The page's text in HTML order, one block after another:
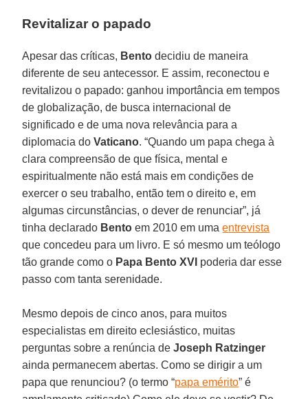
Revitalizar o papado
Apesar das críticas, Bento decidiu de maneira
diferente de seu antecessor. E assim, reconectou e
revitalizou o papado: ganhou importância em tempos
de globalização, de busca internacional de
significado e de uma nova relevância para a
diplomacia doVaticano. “Quando um papa chega à
clara compreensão de que física, mental e
espiritualmente não está mais em condições de
exercer o seu trabalho, então tem o direito e, em
algumas circunstâncias, o dever de renunciar”, já
tinha declarado Bento em 2010 em umaentrevista
que concedeu para um livro. E só mesmo um teólogo
tão grande como o Papa Bento XVI poderia dar esse
passo com tanta serenidade.
Mesmo depois de cinco anos, para muitos
especialistas em direito eclesiástico, muitas
perguntas sobre a renúncia deJoseph Ratzinger
ainda permanecem abertas. Como se dirigir a um
papa que renunciou? (o termo “papa emérito” é